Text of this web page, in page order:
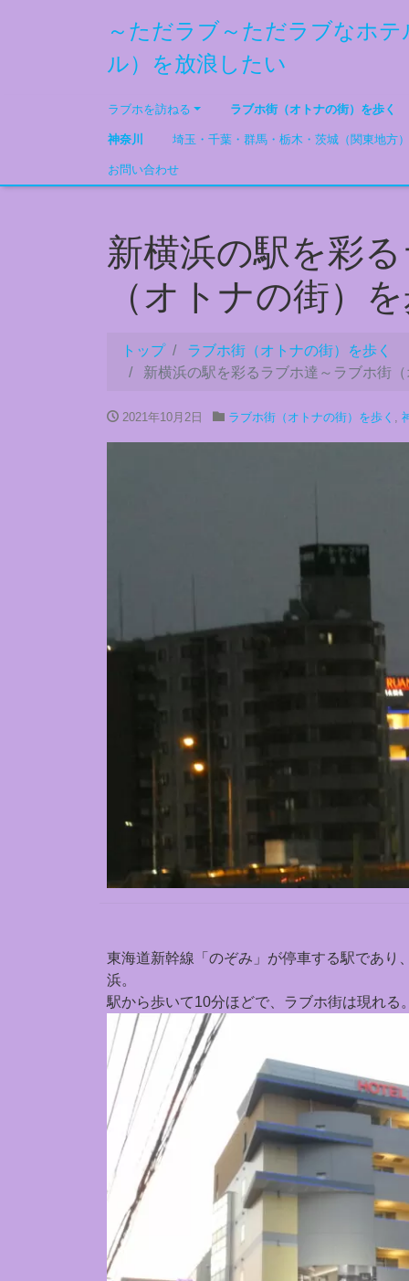
～ただラブ～ただラブなホ
ル）を放浪したい
ラブホを訪ねる ラブホ街（オトナの街）を歩く
神奈川 埼玉・千葉・群馬・栃木・茨城（関東地方）
お問い合わせ
新横浜の駅を彩
（オトナの街）
トップ
ラブホ街（オトナの街）を歩く
新横浜の駅を彩るラブホ達～ラブホ街
2021年10月2日 ラブホ街（オトナの街）を歩く ,
東海道新幹線「のぞみ」が停車する駅であり
浜。
駅から歩いて10分ほどで、ラブホ街は現れる